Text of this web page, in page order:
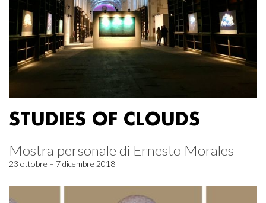
STUDIES OF CLOUDS
Mostra personale di Ernesto Morales
23 ottobre – 7 dicembre 2018